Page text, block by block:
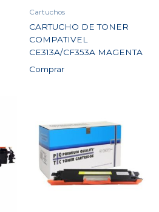
Cartuchos
CARTUCHO DE TONER
COMPATIVEL
CE313A/CF353A MAGENTA
Comprar